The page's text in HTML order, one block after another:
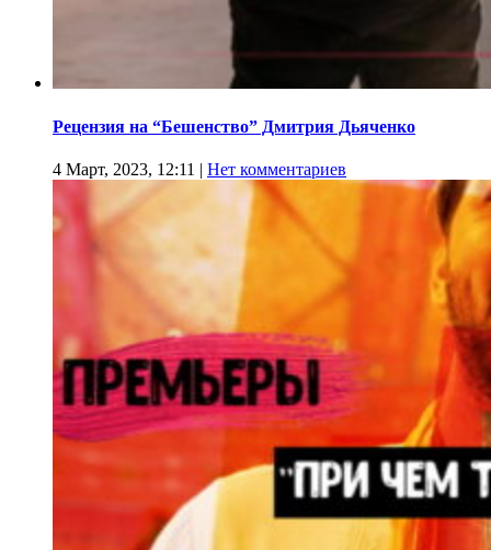
Рецензия на “Бешенство” Дмитрия Дьяченко
4 Март, 2023, 12:11 | Нет комментариев